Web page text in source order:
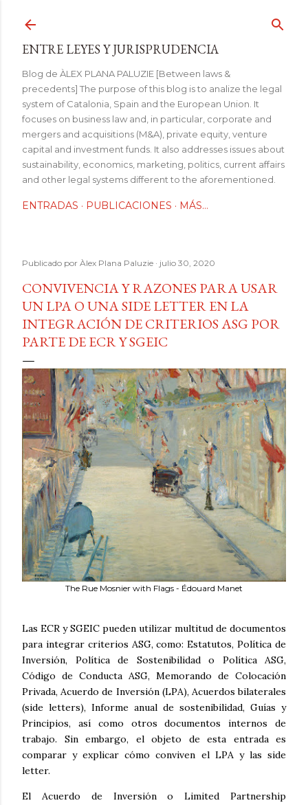
ENTRE LEYES Y JURISPRUDENCIA
Blog de ÀLEX PLANA PALUZIE [Between laws &
precedents] The purpose of this blog is to analize the legal
system of Catalonia, Spain and the European Union. It
focuses on business law and, in particular, corporate and
mergers and acquisitions (M&A), private equity, venture
capital and investment funds. It also addresses issues about
sustainability, economics, marketing, politics, current affairs
and other legal systems different to the aforementioned.
ENTRADAS PUBLICACIONES MÁS…
Publicado por Àlex Plana Paluzie julio 30, 2020
CONVIVENCIA Y RAZONES PARA USAR
UN LPA O UNA SIDE LETTER EN LA
INTEGRACIÓN DE CRITERIOS ASG POR
PARTE DE ECR Y SGEIC
The Rue Mosnier with Flags - Édouard Manet
Las ECR y SGEIC pueden utilizar multitud de documentos
para integrar criterios ASG, como: Estatutos, Política de
Inversión, Política de Sostenibilidad o Política ASG,
Código de Conducta ASG, Memorando de Colocación
Privada, Acuerdo de Inversión (LPA), Acuerdos bilaterales
(side letters), Informe anual de sostenibilidad, Guías y
Principios, así como otros documentos internos de
trabajo. Sin embargo, el objeto de esta entrada es
comparar y explicar cómo conviven el LPA y las side
letter.
El Acuerdo de Inversión o Limited Partnership